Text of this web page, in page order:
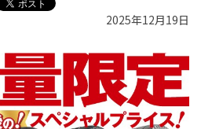
2025年12月19日